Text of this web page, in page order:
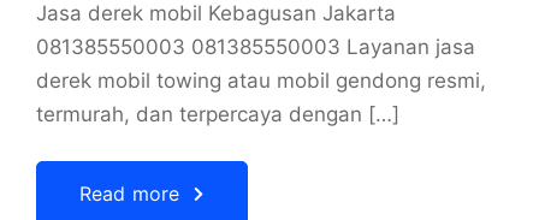
Jasa derek mobil Kebagusan Jakarta
081385550003 081385550003 Layanan jasa
derek mobil towing atau mobil gendong resmi,
termurah, dan terpercaya dengan […]
Read more